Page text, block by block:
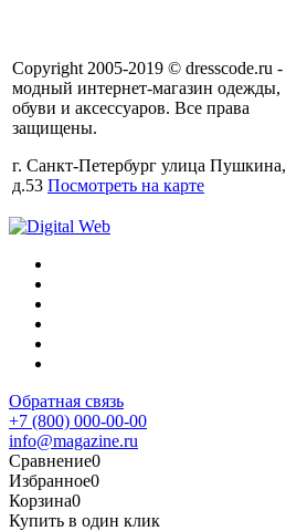
Copyright 2005-2019 © dresscode.ru -
модный интернет-магазин одежды,
обуви и аксессуаров. Все права
защищены.
г. Санкт-Петербург улица Пушкина,
д.53 Посмотреть на карте
Обратная связь
+7 (800) 000-00-00
info@magazine.ru
Сравнение0
Избранное0
Корзина0
Купить в один клик